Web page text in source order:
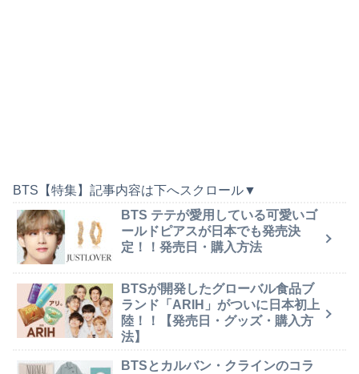
BTS【特集】記事内容は下へスクロール▼
BTS テテが愛用している可愛いゴ
ールドピアスが日本でも発売決
定！！発売日・購入方法
BTSが開発したグローバル食品ブ
ランド「ARIH」がついに日本初上
陸！！【発売日・グッズ・購入方
法】
BTSとカルバン・クラインのコラ